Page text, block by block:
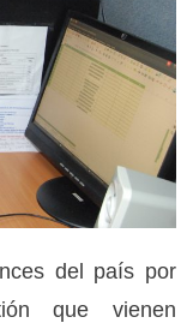
del país por
que vienen